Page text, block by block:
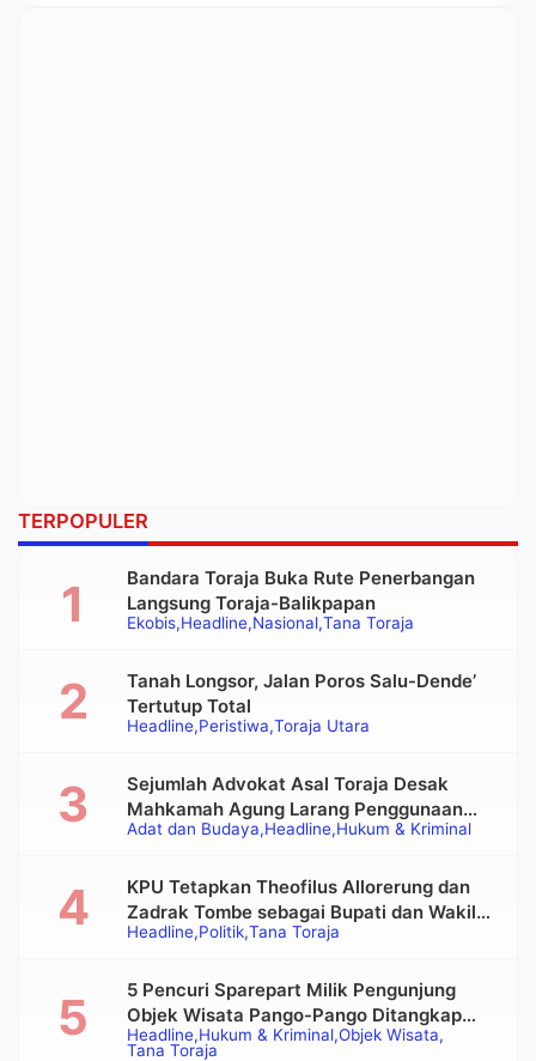
TERPOPULER
Ekobis Headline Nasional Tana Toraja
Bandara Toraja Buka Rute Penerbangan
Langsung Toraja-Balikpapan
Headline Peristiwa Toraja Utara
Tanah Longsor, Jalan Poros Salu-Dende’
Tertutup Total
Adat dan Budaya Headline Hukum & Kriminal
Sejumlah Advokat Asal Toraja Desak
Mahkamah Agung Larang Penggunaan
Alat Berat pada Eksekusi Rumah Adat
Headline Politik Tana Toraja
KPU Tetapkan Theofilus Allorerung dan
Zadrak Tombe sebagai Bupati dan Wakil
Bupati Tana Toraja Terpilih
Headline Hukum & Kriminal Objek Wisata
Tana Toraja
5 Pencuri Sparepart Milik Pengunjung
Objek Wisata Pango-Pango Ditangkap
Polisi